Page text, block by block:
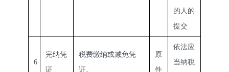
的人的
提交
6
完纳凭
证
税费缴纳或减免凭
证。
原
件
依法应
当纳税